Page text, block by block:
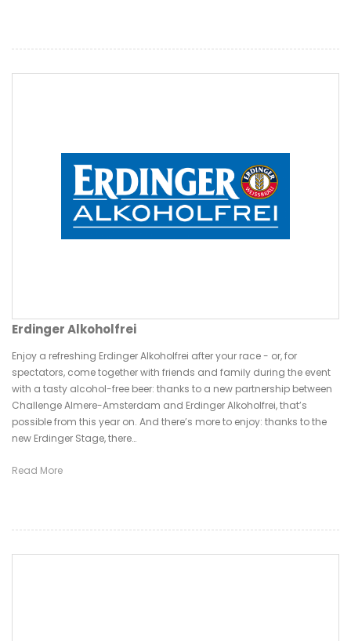
Erdinger Alkoholfrei
Enjoy a refreshing Erdinger Alkoholfrei after your race - or, for
spectators, come together with friends and family during the event
with a tasty alcohol-free beer: thanks to a new partnership between
Challenge Almere-Amsterdam and Erdinger Alkoholfrei, that’s
possible from this year on. And there’s more to enjoy: thanks to the
new Erdinger Stage, there…
Read More